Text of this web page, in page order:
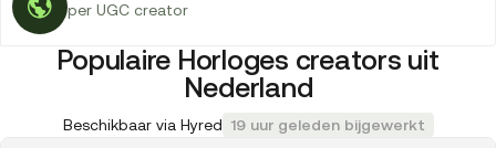
per UGC creator
Populaire Horloges creators uit
Nederland
Beschikbaar via Hyred 19 uur geleden bijgewerkt